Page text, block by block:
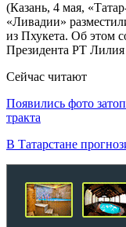
(Казань, 4 мая,
«Ливадии»
из Пхукета. Об этом
Президента РТ
Сейчас читают
Появились фото
тракта
В Татарстане